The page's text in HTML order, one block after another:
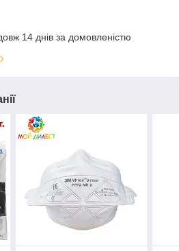
14 днів за домовленістю